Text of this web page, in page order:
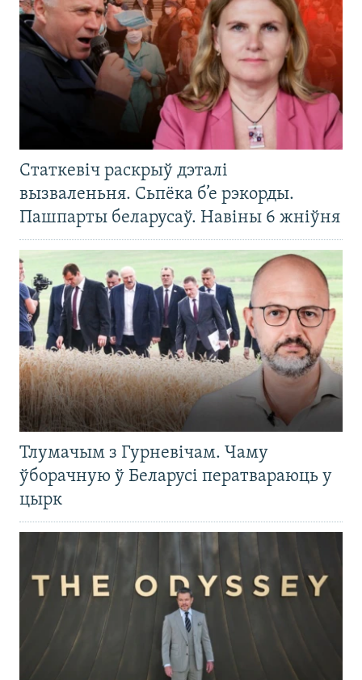
Статкевіч раскрыў дэталі
вызваленьня. Сьпёка б’е рэкорды.
Пашпарты беларусаў. Навіны 6 жніўня
Тлумачым з Гурневічам. Чаму
ўборачную ў Беларусі ператвараюць у
цырк